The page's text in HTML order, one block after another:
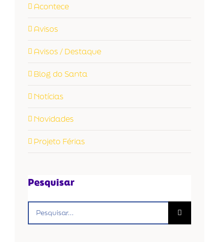
Acontece
Avisos
Avisos / Destaque
Blog do Santa
Notícias
Novidades
Projeto Férias
Pesquisar
resultados